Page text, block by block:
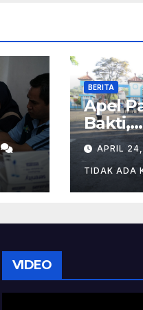
BERITA
Apel
Bakti,
Yang
APRIL
TIDAK ADA
VIDEO